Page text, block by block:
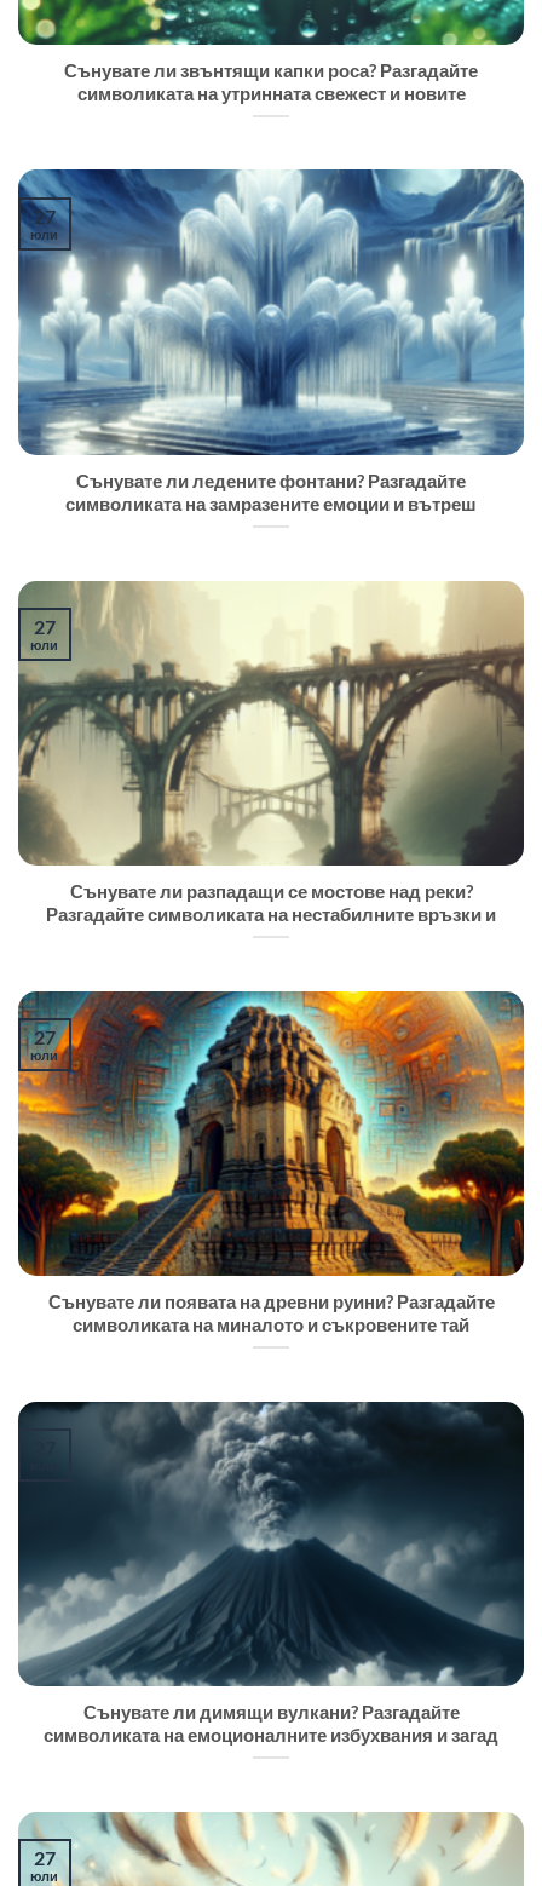
Сънувате ли звънтящи капки роса? Разгадайте
символиката на утринната свежест и новите
Сънувате ли ледените фонтани? Разгадайте
символиката на замразените емоции и вътреш
27
юли
Сънувате ли разпадащи се мостове над реки?
Разгадайте символиката на нестабилните връзки и
27
юли
Сънувате ли появата на древни руини? Разгадайте
символиката на миналото и съкровените тай
27
юли
Сънувате ли димящи вулкани? Разгадайте
символиката на емоционалните избухвания и загад
27
юли